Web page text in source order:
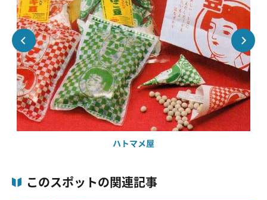
ハトマメ屋
このスポットの関連記事